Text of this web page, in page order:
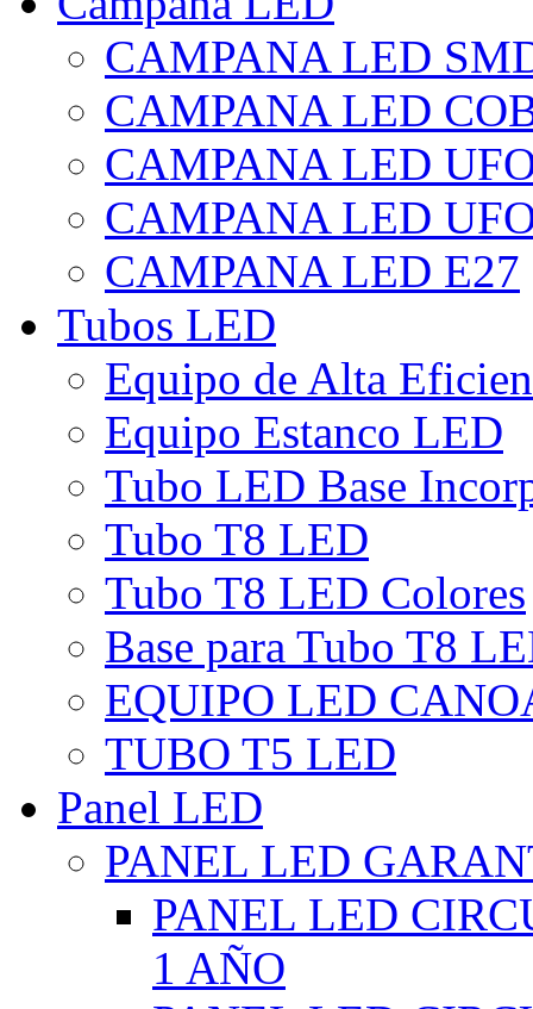
CAMPANA LED
CAMPANA LED
CAMPANA LED
CAMPANA LED
CAMPANA LED E27
Tubos LED
Equipo de Alta
Equipo Estanco LED
Tubo LED Base
Tubo T8 LED
Tubo T8 LED Colores
Base para Tubo T8
EQUIPO LED
TUBO T5 LED
Panel LED
PANEL LED
PANEL LED
1 AÑO